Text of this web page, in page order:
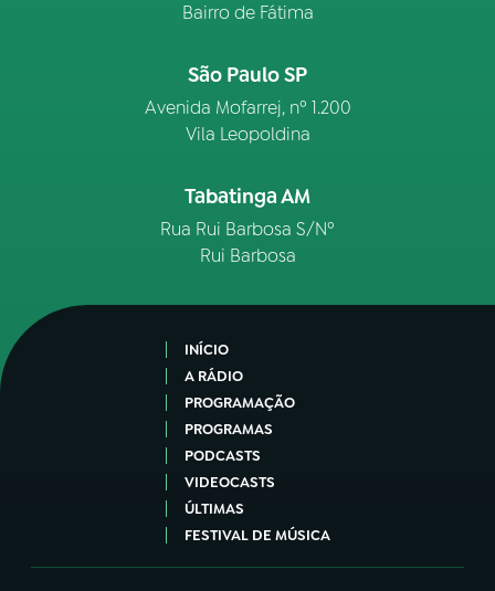
Bairro de Fátima
São Paulo SP
Avenida Mofarrej, nº 1.200
Vila Leopoldina
Tabatinga AM
Rua Rui Barbosa S/Nº
Rui Barbosa
INÍCIO
A RÁDIO
PROGRAMAÇÃO
PROGRAMAS
PODCASTS
VIDEOCASTS
ÚLTIMAS
FESTIVAL DE MÚSICA